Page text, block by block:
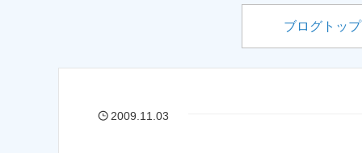
ブログトップ
2009.11.03